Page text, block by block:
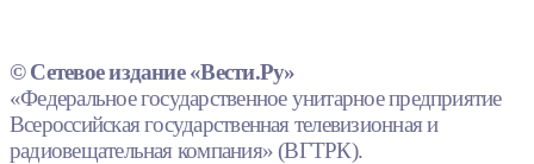
© Сетевое издание «Вести.Ру»
«Федеральное государственное унитарное предприятие
Всероссийская государственная телевизионная и
радиовещательная компания» (ВГТРК).